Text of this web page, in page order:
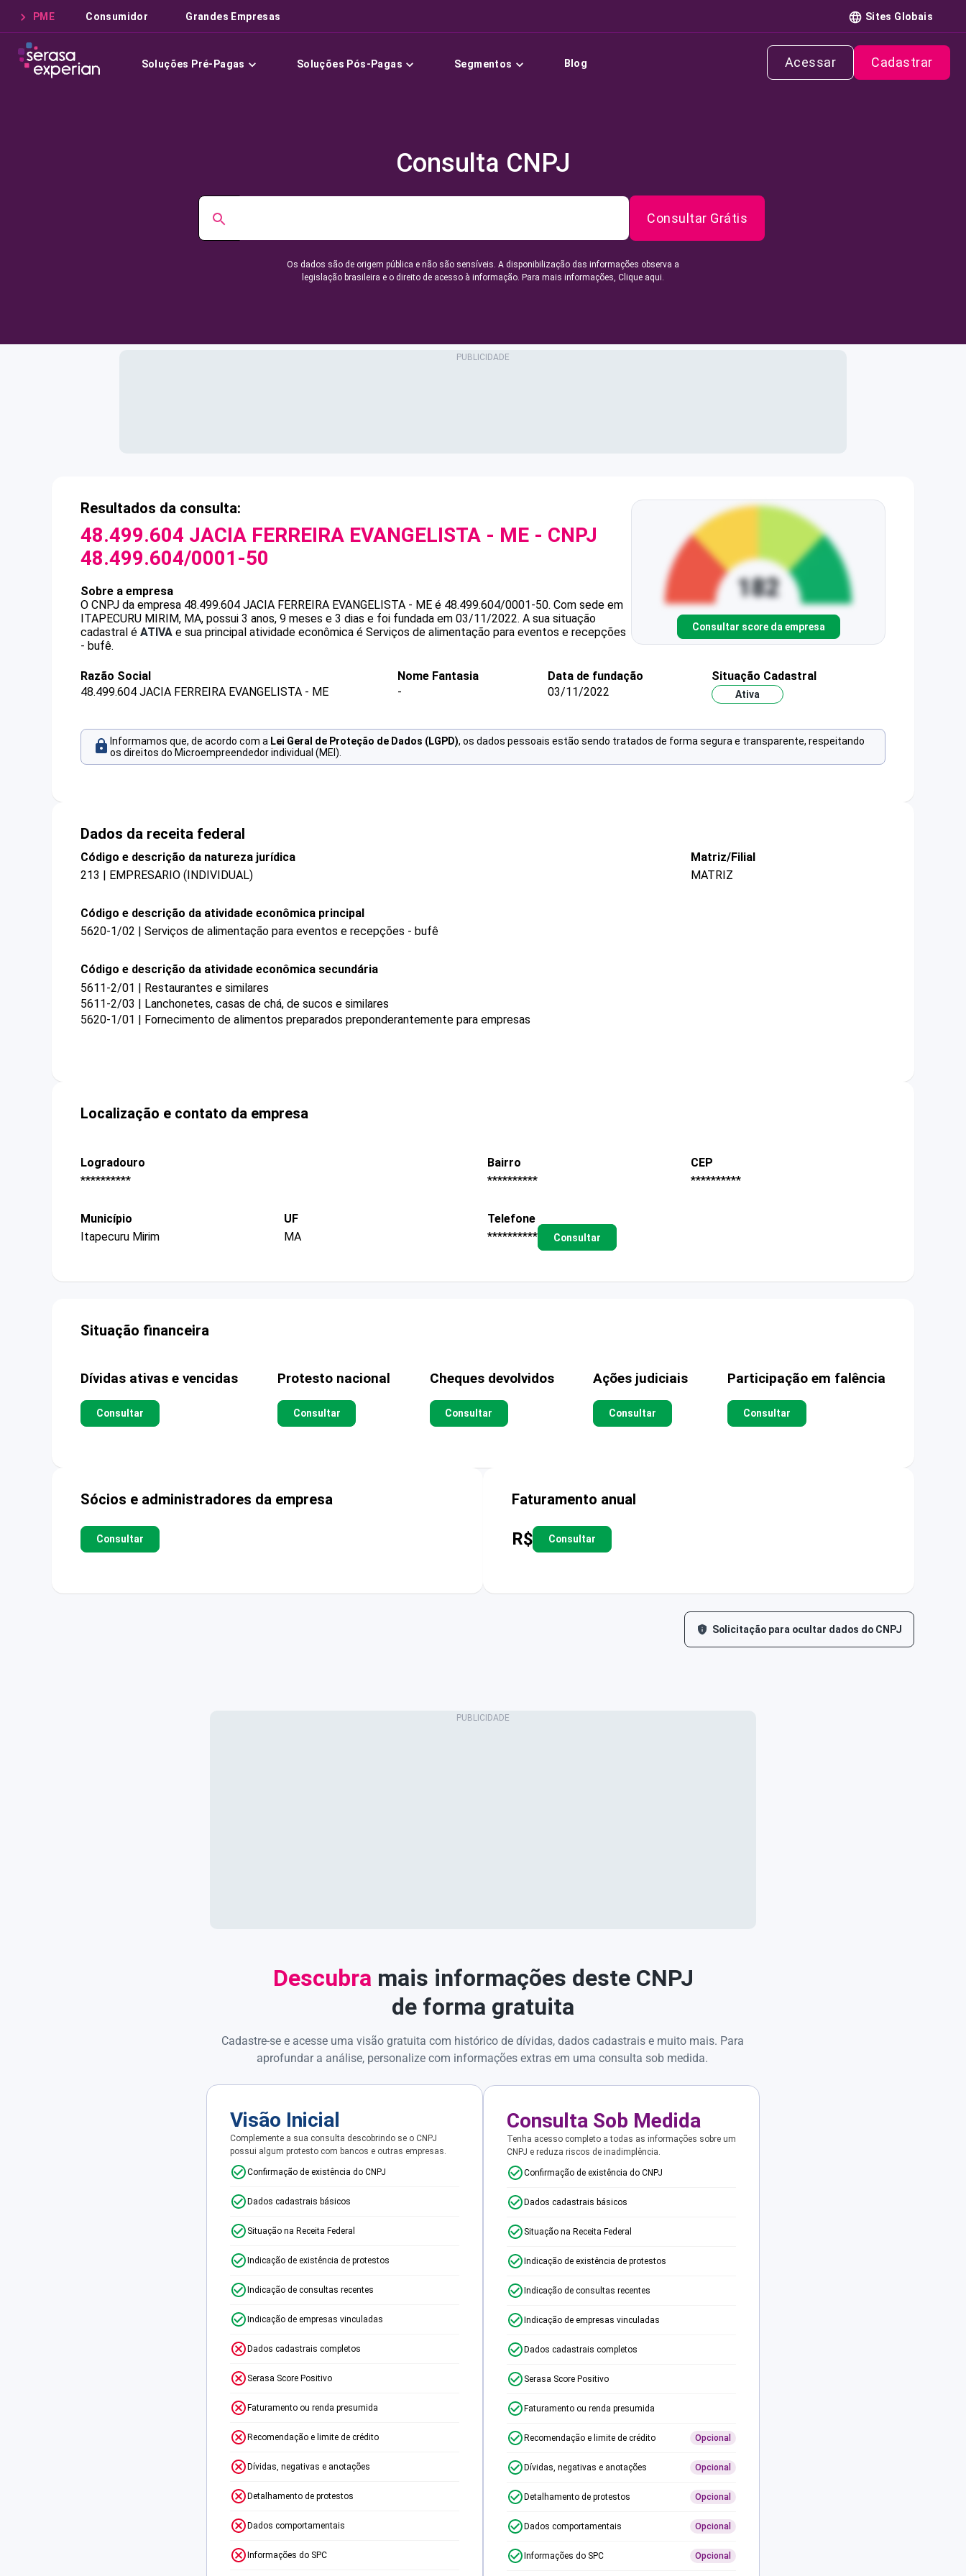
PME Consumidor Grandes Empresas Sites Globais
Soluções Pré-Pagas Soluções Pós-Pagas Segmentos Blog Acessar Cadastrar
Consulta CNPJ
Consultar Grátis
Os dados são de origem pública e não são sensíveis. A disponibilização das informações observa a
legislação brasileira e o direito de acesso à informação. Para mais informações, Clique aqui.
Resultados da consulta:
48.499.604 JACIA FERREIRA EVANGELISTA - ME - CNPJ
48.499.604/0001-50
Sobre a empresa
O CNPJ da empresa 48.499.604 JACIA FERREIRA EVANGELISTA - ME é 48.499.604/0001-50. Com sede em
ITAPECURU MIRIM, MA, possui 3 anos, 9 meses e 3 dias e foi fundada em 03/11/2022. A sua situação
cadastral é ATIVA e sua principal atividade econômica é Serviços de alimentação para eventos e recepções
- bufê.
Consultar score da empresa
Razão Social
48.499.604 JACIA FERREIRA EVANGELISTA - ME
Nome Fantasia
-
Data de fundação
03/11/2022
Situação Cadastral
Ativa
Informamos que, de acordo com a Lei Geral de Proteção de Dados (LGPD), os dados pessoais estão sendo tratados de forma segura e transparente, respeitando
os direitos do Microempreendedor individual (MEI).
Dados da receita federal
Código e descrição da natureza jurídica
213 | EMPRESARIO (INDIVIDUAL)
Matriz/Filial
MATRIZ
Código e descrição da atividade econômica principal
5620-1/02 | Serviços de alimentação para eventos e recepções - bufê
Código e descrição da atividade econômica secundária
5611-2/01 | Restaurantes e similares
5611-2/03 | Lanchonetes, casas de chá, de sucos e similares
5620-1/01 | Fornecimento de alimentos preparados preponderantemente para empresas
Localização e contato da empresa
Logradouro
**********
Bairro
**********
CEP
**********
Município
Itapecuru Mirim
UF
MA
Telefone
**********
Consultar
Situação financeira
Dívidas ativas e vencidas
Consultar
Protesto nacional
Consultar
Cheques devolvidos
Consultar
Ações judiciais
Consultar
Participação em falência
Consultar
Sócios e administradores da empresa
Consultar
Faturamento anual
R$ Consultar
Solicitação para ocultar dados do CNPJ
Descubra mais informações deste CNPJ
de forma gratuita
Cadastre-se e acesse uma visão gratuita com histórico de dívidas, dados cadastrais e muito mais. Para
aprofundar a análise, personalize com informações extras em uma consulta sob medida.
Visão Inicial
Complemente a sua consulta descobrindo se o CNPJ
possui algum protesto com bancos e outras empresas.
Confirmação de existência do CNPJ
Dados cadastrais básicos
Situação na Receita Federal
Indicação de existência de protestos
Indicação de consultas recentes
Indicação de empresas vinculadas
Dados cadastrais completos
Serasa Score Positivo
Faturamento ou renda presumida
Recomendação e limite de crédito
Dívidas, negativas e anotações
Detalhamento de protestos
Dados comportamentais
Informações do SPC
Consulta Sob Medida
Tenha acesso completo a todas as informações sobre um
CNPJ e reduza riscos de inadimplência.
Confirmação de existência do CNPJ
Dados cadastrais básicos
Situação na Receita Federal
Indicação de existência de protestos
Indicação de consultas recentes
Indicação de empresas vinculadas
Dados cadastrais completos
Serasa Score Positivo
Faturamento ou renda presumida
Recomendação e limite de crédito Opcional
Dívidas, negativas e anotações Opcional
Detalhamento de protestos Opcional
Dados comportamentais Opcional
Informações do SPC Opcional